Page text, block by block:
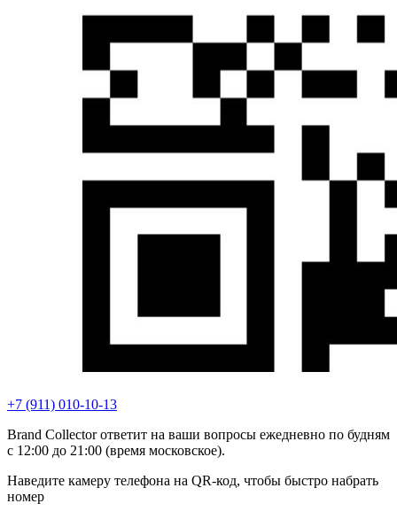
+7 (911) 010-10-13
Brand Collector ответит на ваши вопросы ежедневно по будням
с 12:00 до 21:00 (время московское).
Наведите камеру телефона на QR-код, чтобы быстро набрать
номер